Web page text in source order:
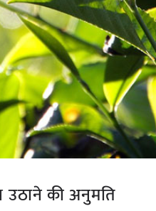
उठाने की अनुमति